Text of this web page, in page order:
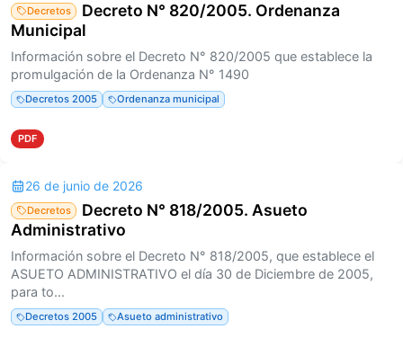
Decretos
Decreto N° 820/2005. Ordenanza
Municipal
Información sobre el Decreto N° 820/2005 que establece la
promulgación de la Ordenanza N° 1490
Decretos 2005 Ordenanza municipal
PDF
26 de junio de 2026
Decretos
Decreto N° 818/2005. Asueto
Administrativo
Información sobre el Decreto N° 818/2005, que establece el
ASUETO ADMINISTRATIVO el día 30 de Diciembre de 2005,
para to...
Decretos 2005 Asueto administrativo